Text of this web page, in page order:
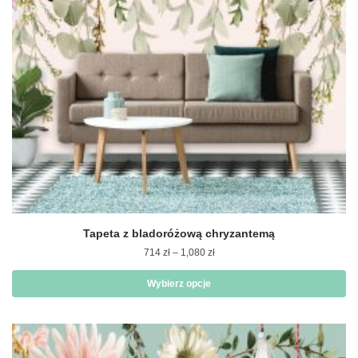
na
stronie
produktu
Tapeta z bladoróżową chryzantemą
714 zł – 1,080 złZakres
714 zł
1,080 zł
Wybierz opcje
produkt
ma